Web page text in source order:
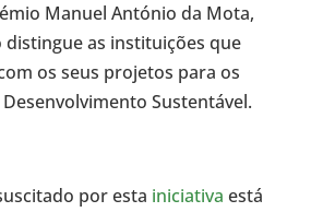
Manuel António da Mota,
distingue as instituições que
os seus projetos para os
Sustentável.
por esta iniciativa está